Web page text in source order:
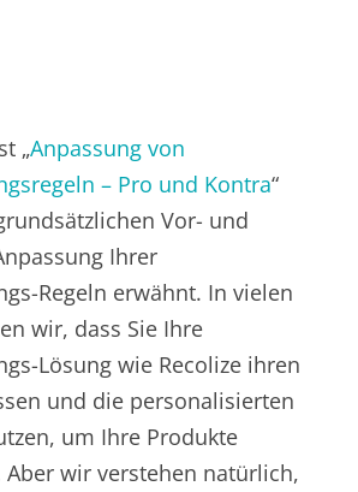
„Anpassung von
– Pro und Kontra“
Vor- und
Ihrer
Regeln erwähnt. In vielen
wir, dass Sie Ihre
Lösung wie Recolize ihren
und die personalisierten
um Ihre Produkte
Aber wir verstehen natürlich,